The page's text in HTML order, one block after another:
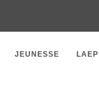
JEUNESSE LAEP